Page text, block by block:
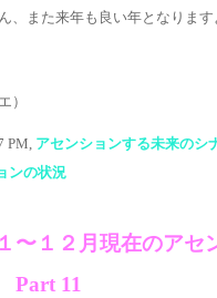
、また来年も良い年となります
）
PM, アセンションする未来のシ
ンの状況
〜１２月現在のアセ
Part 11